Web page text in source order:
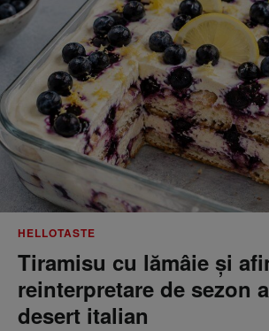
HELLOTASTE
Tiramisu cu lămâie și
reinterpretare de sezon
desert italian